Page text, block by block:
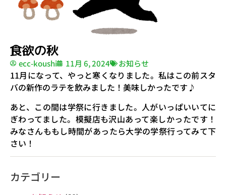
食欲の秋
ecc-koushi 11月 6, 2024 お知らせ
11月になって、やっと寒くなりました。私はこの前スタ
バの新作のラテを飲みました！美味しかったです♪
あと、この間は学祭に行きました。人がいっぱいいてに
ぎわってました。模擬店も沢山あって楽しかったです！
みなさんももし時間があったら大学の学祭行ってみて下
さい！
カテゴリー